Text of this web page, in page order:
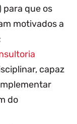
que os
motivados a
capaz
do